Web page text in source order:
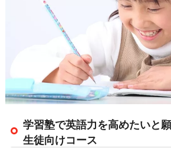
学習塾で英語力を高めたいと
生徒向けコース